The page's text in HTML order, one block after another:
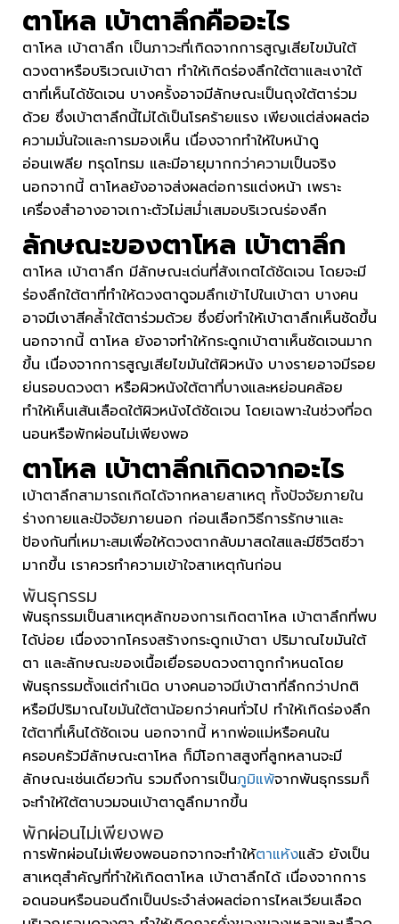
ตาโหล เบ้าตาลึกคืออะไร
ตาโหล เบ้าตาลึก เป็นภาวะที่เกิดจากการสูญเสียไขมันใต้
ดวงตาหรือบริเวณเบ้าตา ทำให้เกิดร่องลึกใต้ตาและเงาใต้
ตาที่เห็นได้ชัดเจน บางครั้งอาจมีลักษณะเป็นถุงใต้ตาร่วม
ด้วย ซึ่งเบ้าตาลึกนี้ไม่ได้เป็นโรคร้ายแรง เพียงแต่ส่งผลต่อ
ความมั่นใจและการมองเห็น เนื่องจากทำให้ใบหน้าดู
อ่อนเพลีย ทรุดโทรม และมีอายุมากกว่าความเป็นจริง
นอกจากนี้ ตาโหลยังอาจส่งผลต่อการแต่งหน้า เพราะ
เครื่องสำอางอาจเกาะตัวไม่สม่ำเสมอบริเวณร่องลึก
ลักษณะของตาโหล เบ้าตาลึก
ตาโหล เบ้าตาลึก มีลักษณะเด่นที่สังเกตได้ชัดเจน โดยจะมี
ร่องลึกใต้ตาที่ทำให้ดวงตาดูจมลึกเข้าไปในเบ้าตา บางคน
อาจมีเงาสีคล้ำใต้ตาร่วมด้วย ซึ่งยิ่งทำให้เบ้าตาลึกเห็นชัดขึ้น
นอกจากนี้ ตาโหล ยังอาจทำให้กระดูกเบ้าตาเห็นชัดเจนมาก
ขึ้น เนื่องจากการสูญเสียไขมันใต้ผิวหนัง บางรายอาจมีรอย
ย่นรอบดวงตา หรือผิวหนังใต้ตาที่บางและหย่อนคล้อย
ทำให้เห็นเส้นเลือดใต้ผิวหนังได้ชัดเจน โดยเฉพาะในช่วงที่อด
นอนหรือพักผ่อนไม่เพียงพอ
ตาโหล เบ้าตาลึกเกิดจากอะไร
เบ้าตาลึกสามารถเกิดได้จากหลายสาเหตุ ทั้งปัจจัยภายใน
ร่างกายและปัจจัยภายนอก ก่อนเลือกวิธีการรักษาและ
ป้องกันที่เหมาะสมเพื่อให้ดวงตากลับมาสดใสและมีชีวิตชีวา
มากขึ้น เราควรทำความเข้าใจสาเหตุกันก่อน
พันธุกรรม
พันธุกรรมเป็นสาเหตุหลักของการเกิดตาโหล เบ้าตาลึกที่พบ
ได้บ่อย เนื่องจากโครงสร้างกระดูกเบ้าตา ปริมาณไขมันใต้
ตา และลักษณะของเนื้อเยื่อรอบดวงตาถูกกำหนดโดย
พันธุกรรมตั้งแต่กำเนิด บางคนอาจมีเบ้าตาที่ลึกกว่าปกติ
หรือมีปริมาณไขมันใต้ตาน้อยกว่าคนทั่วไป ทำให้เกิดร่องลึก
ใต้ตาที่เห็นได้ชัดเจน นอกจากนี้ หากพ่อแม่หรือคนใน
ครอบครัวมีลักษณะตาโหล ก็มีโอกาสสูงที่ลูกหลานจะมี
ลักษณะเช่นเดียวกัน รวมถึงการเป็นภูมิแพ้จากพันธุกรรมก็
จะทำให้ใต้ตาบวมจนเบ้าตาดูลึกมากขึ้น
พักผ่อนไม่เพียงพอ
การพักผ่อนไม่เพียงพอนอกจากจะทำให้ตาแห้งแล้ว ยังเป็น
สาเหตุสำคัญที่ทำให้เกิดตาโหล เบ้าตาลึกได้ เนื่องจากการ
อดนอนหรือนอนดึกเป็นประจำส่งผลต่อการไหลเวียนเลือด